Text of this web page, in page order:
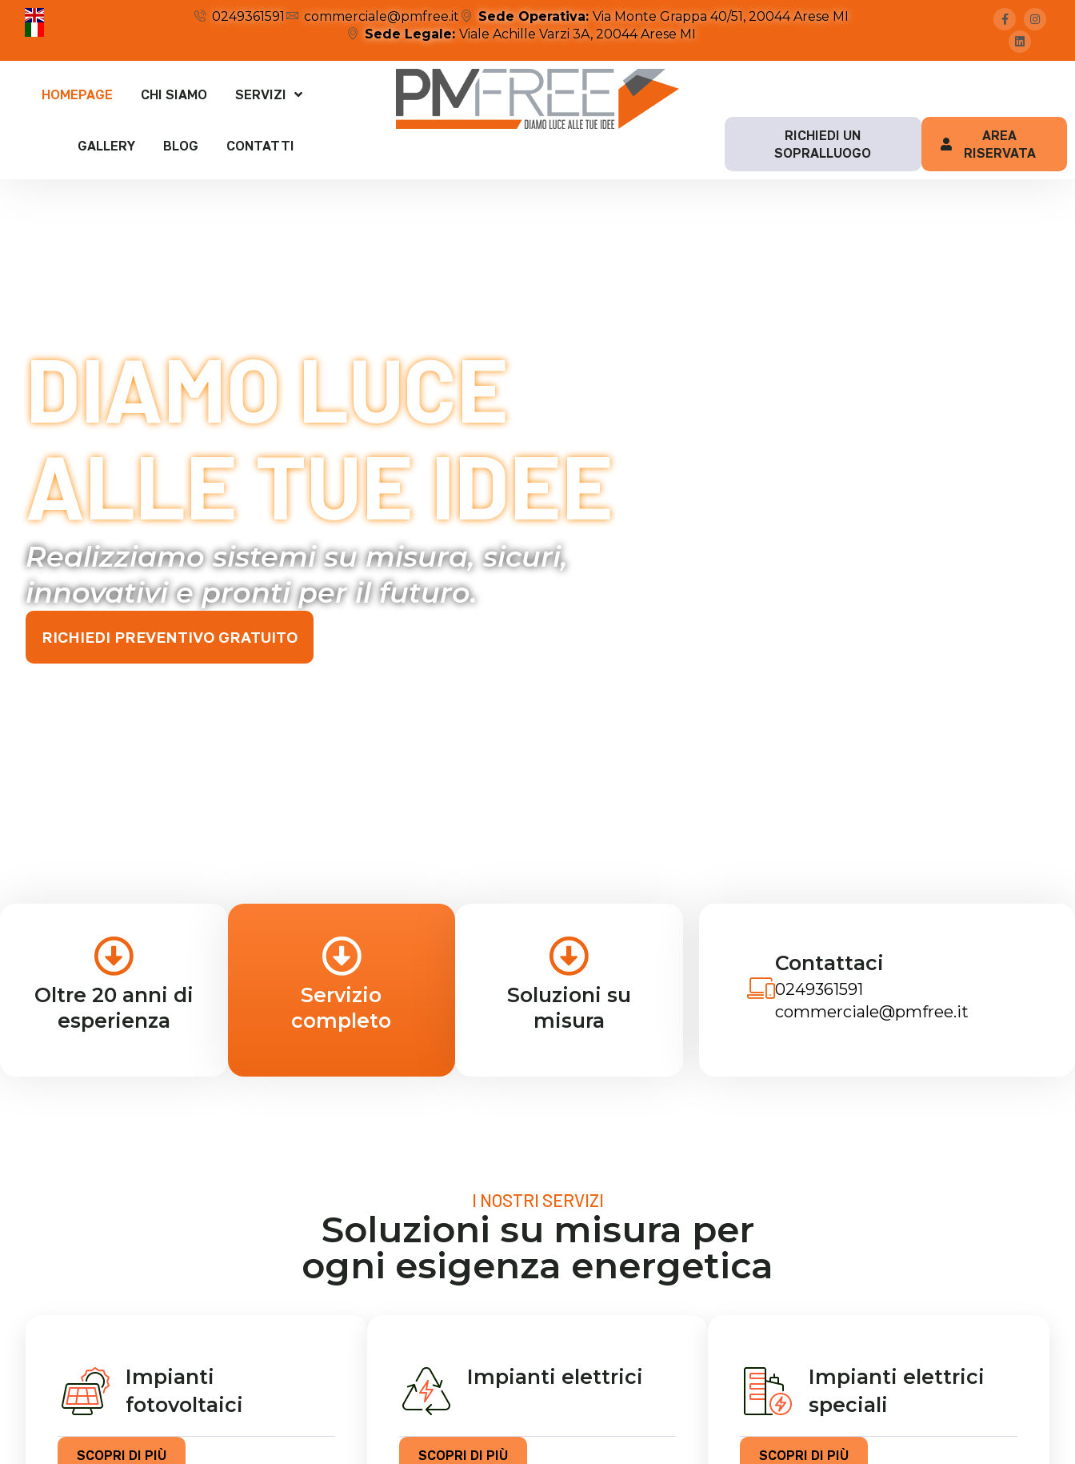
0249361591 commerciale@pmfree.it Sede Operativa: Via Monte Grappa 40/51, 20044 Arese MI
Sede Legale: Viale Achille Varzi 3A, 20044 Arese MI
HOMEPAGE CHI SIAMO SERVIZI
GALLERY BLOG CONTATTI
RICHIEDI UN
SOPRALLUOGO
AREA
RISERVATA
DIAMO LUCE
ALLE TUE IDEE
Realizziamo sistemi su misura, sicuri,
innovativi e pronti per il futuro.
RICHIEDI PREVENTIVO GRATUITO
Oltre 20 anni di
esperienza
Servizio
completo
Soluzioni su
misura
Contattaci
0249361591
commerciale@pmfree.it
I NOSTRI SERVIZI
Soluzioni su misura per
ogni esigenza energetica
Impianti
fotovoltaici
SCOPRI DI PIÙ
Impianti elettrici
SCOPRI DI PIÙ
Impianti elettrici
speciali
SCOPRI DI PIÙ